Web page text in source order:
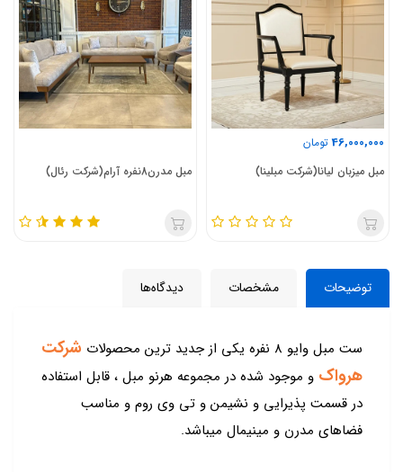
46,000,000 تومان
مبل میزبان لیانا(شرکت مبلینا)
مبل مدرن8نفره آرام(شرکت رئال)
توضیحات مشخصات دیدگاه‌ها
ست مبل وایو 8 نفره یکی از جدید ترین محصولات
شرکت
هرواک و موجود شده در مجموعه هرنو مبل ، قابل استفاده
در قسمت پذیرایی و نشیمن و تی وی روم و مناسب
فضاهای مدرن و مینیمال میباشد.